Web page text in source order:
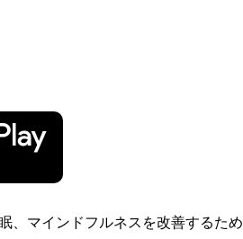
マインドフルネスを改善するた